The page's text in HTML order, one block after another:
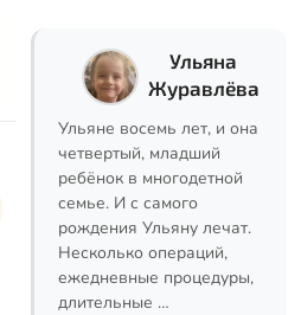
Ульяна
Журавлёва
Ульяне восемь лет, и она
четвертый, младший
ребёнок в многодетной
семье. И с самого
рождения Ульяну лечат.
Несколько операций,
ежедневные процедуры,
длительные …